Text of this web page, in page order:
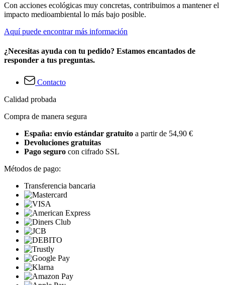
Con acciones ecológicas muy concretas, contribuimos a mantener el
impacto medioambiental lo más bajo posible.
Aquí puede encontrar más información
¿Necesitas ayuda con tu pedido? Estamos encantados de
responder a tus preguntas.
Contacto
Calidad probada
Compra de manera segura
España: envío estándar gratuito a partir de 54,90 €
Devoluciones gratuitas
Pago seguro con cifrado SSL
Métodos de pago:
Transferencia bancaria